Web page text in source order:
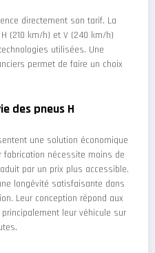
directement son tarif. La
(210 km/h) et V (240 km/h)
utilisées. Une
permet de faire un choix
des pneus H
une solution économique
fabrication nécessite moins de
par un prix plus accessible.
longévité satisfaisante dans
Leur conception répond aux
leur véhicule sur